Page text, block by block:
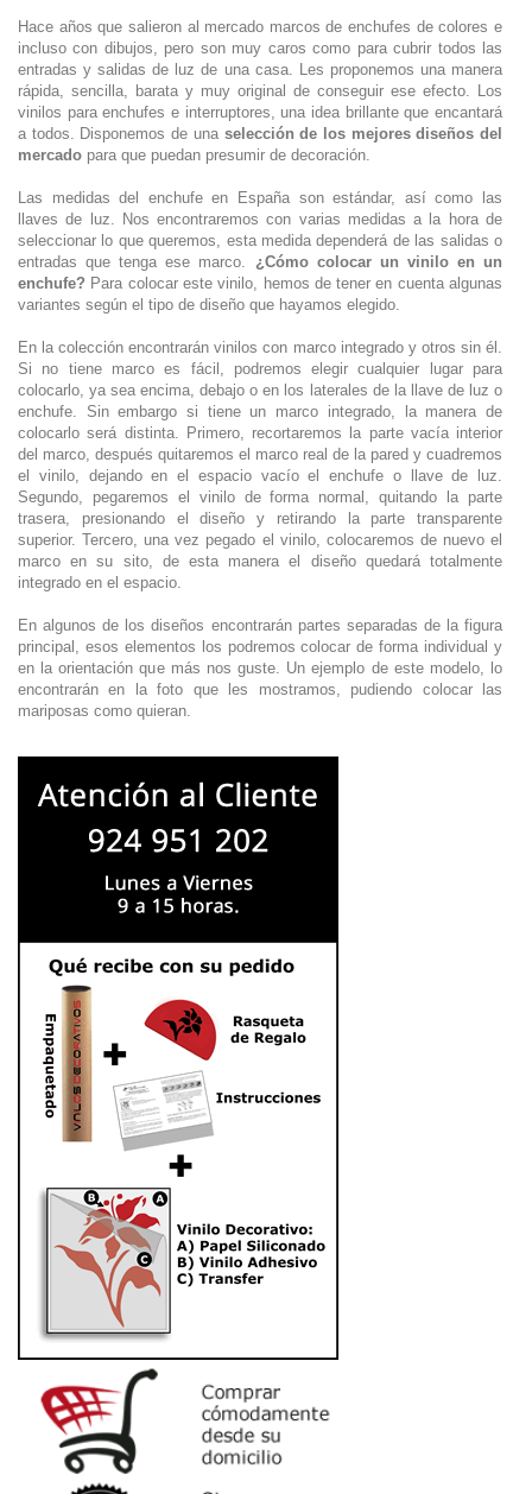
Hace años que salieron al mercado marcos de enchufes de colores e
incluso con dibujos, pero son muy caros como para cubrir todos las
entradas y salidas de luz de una casa. Les proponemos una manera
rápida, sencilla, barata y muy original de conseguir ese efecto. Los
vinilos para enchufes e interruptores, una idea brillante que encantará
a todos. Disponemos de una selección de los mejores diseños del
mercado para que puedan presumir de decoración.
Las medidas del enchufe en España son estándar, así como las
llaves de luz. Nos encontraremos con varias medidas a la hora de
seleccionar lo que queremos, esta medida dependerá de las salidas o
entradas que tenga ese marco. ¿Cómo colocar un vinilo en un
enchufe? Para colocar este vinilo, hemos de tener en cuenta algunas
variantes según el tipo de diseño que hayamos elegido.
En la colección encontrarán vinilos con marco integrado y otros sin él.
Si no tiene marco es fácil, podremos elegir cualquier lugar para
colocarlo, ya sea encima, debajo o en los laterales de la llave de luz o
enchufe. Sin embargo si tiene un marco integrado, la manera de
colocarlo será distinta. Primero, recortaremos la parte vacía interior
del marco, después quitaremos el marco real de la pared y cuadremos
el vinilo, dejando en el espacio vacío el enchufe o llave de luz.
Segundo, pegaremos el vinilo de forma normal, quitando la parte
trasera, presionando el diseño y retirando la parte transparente
superior. Tercero, una vez pegado el vinilo, colocaremos de nuevo el
marco en su sito, de esta manera el diseño quedará totalmente
integrado en el espacio.
En algunos de los diseños encontrarán partes separadas de la figura
principal, esos elementos los podremos colocar de forma individual y
en la orientación que más nos guste. Un ejemplo de este modelo, lo
encontrarán en la foto que les mostramos, pudiendo colocar las
mariposas como quieran.